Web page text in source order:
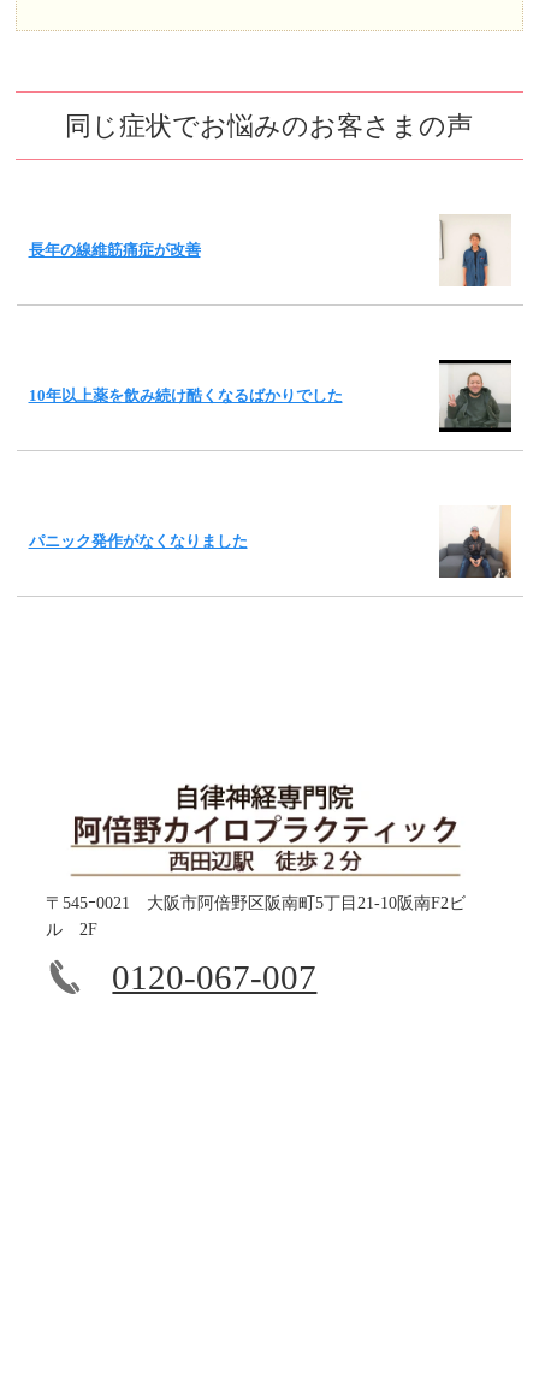
同じ症状でお悩みのお客さまの声
長年の線維筋痛症が改善
10年以上薬を飲み続け酷くなるばかりでした
パニック発作がなくなりました
〒545ｰ0021 大阪市阿倍野区阪南町5丁目21-10阪南F2ビ
ル 2F
0120-067-007